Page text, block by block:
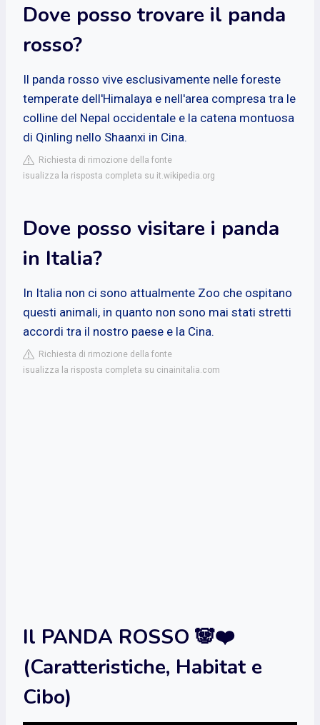
Dove posso trovare il panda
rosso?
Il panda rosso vive esclusivamente nelle foreste
temperate dell'Himalaya e nell'area compresa tra le
colline del Nepal occidentale e la catena montuosa
di Qinling nello Shaanxi in Cina.
Richiesta di rimozione della fonte
isualizza la risposta completa su it.wikipedia.org
Dove posso visitare i panda
in Italia?
In Italia non ci sono attualmente Zoo che ospitano
questi animali, in quanto non sono mai stati stretti
accordi tra il nostro paese e la Cina.
Richiesta di rimozione della fonte
isualizza la risposta completa su cinainitalia.com
Il PANDA ROSSO 🐼❤️
(Caratteristiche, Habitat e
Cibo)